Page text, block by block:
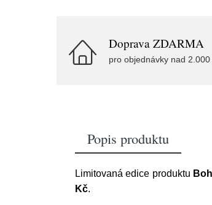
Doprava ZDARMA
pro objednávky nad 2.000
Popis produktu
Limitovaná edice produktu
Kč.